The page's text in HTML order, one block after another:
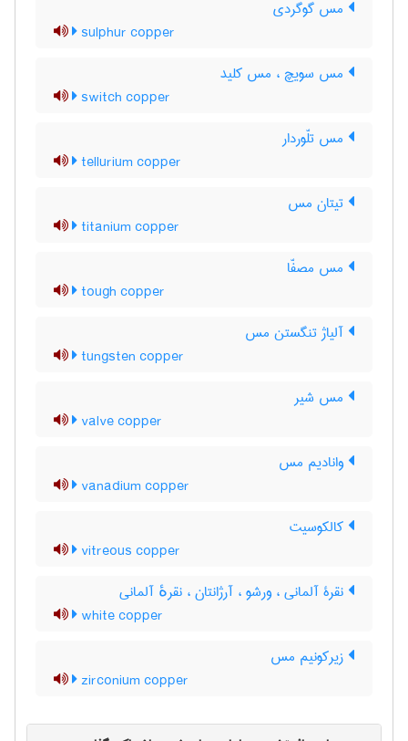
مس گوگردی
sulphur copper
مس سویچ ، مس کلید
switch copper
مس تلّوردار
tellurium copper
تیتان مس
titanium copper
مس مصفّا
tough copper
آلیاژ تنگستن مس
tungsten copper
مس شیر
valve copper
وانادیم مس
vanadium copper
کالکوسیت
vitreous copper
نقرۀ آلمانی ، ورشو ، آرژانتان ، نقرهٔ آلمانی
white copper
زیرکونیم مس
zirconium copper